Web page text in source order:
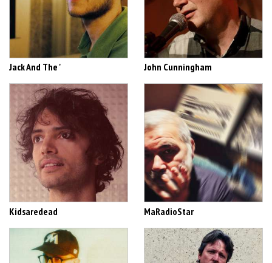
Jack And The ' John Cunningham
Kidsaredead MaRadioStar